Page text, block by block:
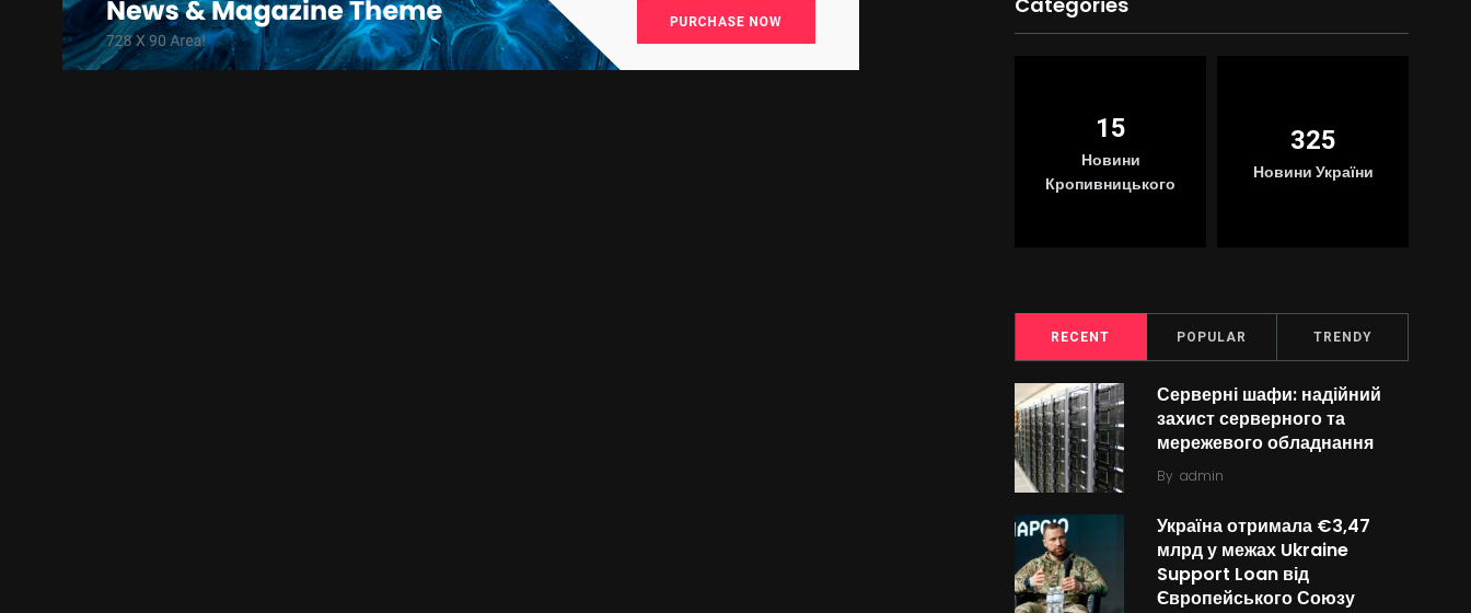
15
Новини
Кропивницького
325
Новини України
RECENT POPULAR TRENDY
Серверні шафи: надійний
захист серверного та
мережевого обладнання
By admin
Україна отримала €3,47
млрд у межах Ukraine
Support Loan від
Європейського Союзу